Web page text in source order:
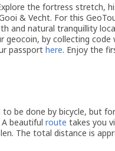
the fortress stretch,
& Vecht. For this
and natural tranquillity
geocoin, by collecting code
passport here. Enjoy the
be done by bicycle, but
beautiful route takes you
The total distance is